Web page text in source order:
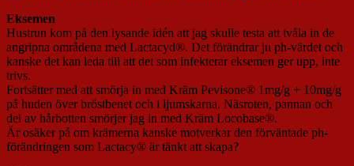
Eksemen
Hustrun kom på den lysande idén att jag skulle testa att tvåla in de
angripna områdena med Lactacyd®. Det förändrar ju ph-värdet och
kanske det kan leda till att det som infekterar eksemen ger upp, inte
trivs.
Fortsätter med att smörja in med Kräm Pevisone® 1mg/g + 10mg/g
på huden över bröstbenet och i ljumskarna. Näsroten, pannan och
del av hårbotten smörjer jag in med Kräm Locobase®.
Är osäker på om krämerna kanske motverkar den förväntade ph-
förändringen som Lactacy® är tänkt att skapa?